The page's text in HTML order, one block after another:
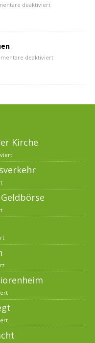
deaktiviert
deaktiviert
Kirche